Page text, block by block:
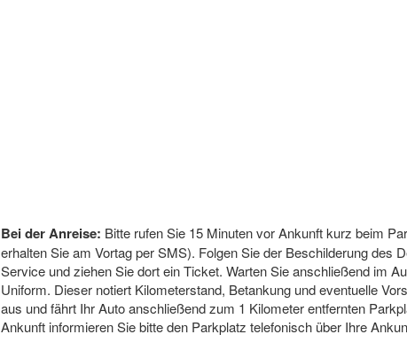
Bei der Anreise: Bitte rufen Sie 15 Minuten vor Ankunft kurz beim
erhalten Sie am Vortag per SMS). Folgen Sie der Beschilderung des
Service und ziehen Sie dort ein Ticket. Warten Sie anschließend im
Uniform. Dieser notiert Kilometerstand, Betankung und eventuelle
aus und fährt Ihr Auto anschließend zum 1 Kilometer entfernten
Ankunft informieren Sie bitte den Parkplatz telefonisch über Ihre